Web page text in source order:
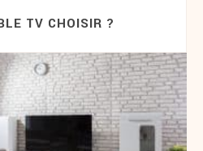
TV CHOISIR ?